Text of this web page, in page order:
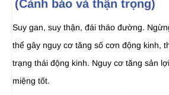
(Cảnh báo và thận trọng)
Suy gan, suy thận, đái tháo đường.
thể gây nguy cơ tăng số cơn động kinh,
trạng thái động kinh. Nguy cơ tăng sản
miệng tốt.